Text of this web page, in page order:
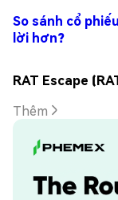
So sánh cổ
lời hơn?
RAT Escape
Thêm